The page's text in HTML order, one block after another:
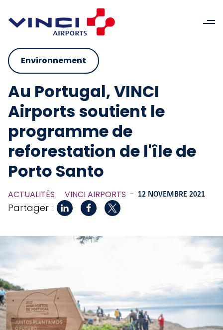
Environnement
Au Portugal, VINCI
Airports soutient le
programme de
reforestation de l'île de
Porto Santo
ACTUALITÉS VINCI AIRPORTS - 12 NOVEMBRE 2021
Partager :